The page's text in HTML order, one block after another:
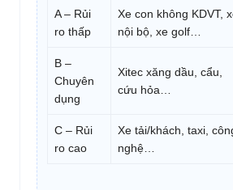
A – Rủi
ro thấp
Xe con không KDVT,
nội bộ, xe golf…
B –
Chuyên
dụng
Xitec xăng dầu, cẩu,
cứu hỏa…
C – Rủi
ro cao
Xe tải/khách, taxi,
nghệ…